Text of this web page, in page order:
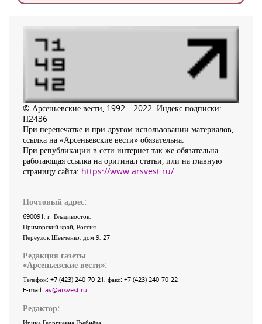
© Арсеньевские вести, 1992—2022. Индекс подписки:
П2436
При перепечатке и при другом использовании материалов,
ссылка на «Арсеньевские вести» обязательна.
При републикации в сети интернет так же обязательна
работающая ссылка на оригинал статьи, или на главную
страницу сайта: https://www.arsvest.ru/
Почтовый адрес:
690091, г. Владивосток,
Приморский край, Россия
Переулок Шевченко, дом 9, 27
Редакция газеты
«Арсеньевские вести»:
Телефон: +7 (423) 240-70-21, факс: +7 (423) 240-70-22
E-mail: av@arsvest.ru
Редактор: